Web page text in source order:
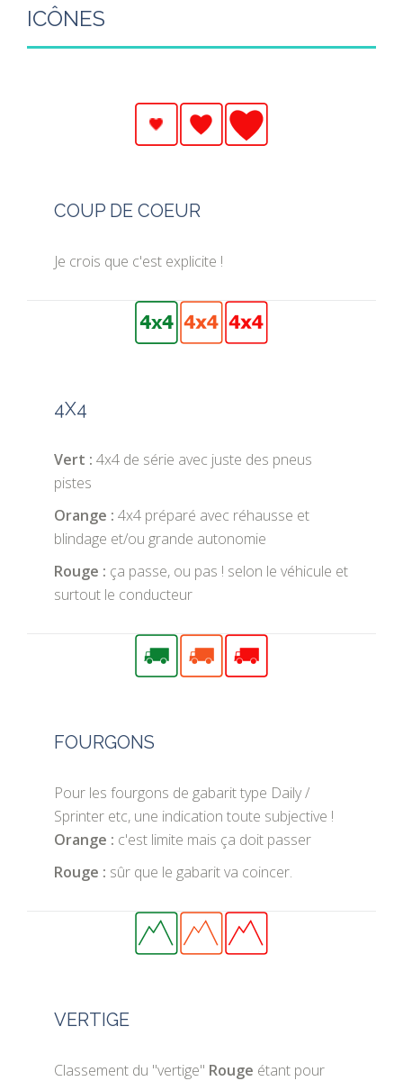
ICÔNES
COUP DE COEUR
Je crois que c'est explicite !
4X4
Vert : 4x4 de série avec juste des pneus
pistes
Orange : 4x4 préparé avec réhausse et
blindage et/ou grande autonomie
Rouge : ça passe, ou pas ! selon le véhicule et
surtout le conducteur
FOURGONS
Pour les fourgons de gabarit type Daily /
Sprinter etc, une indication toute subjective !
Orange : c'est limite mais ça doit passer
Rouge : sûr que le gabarit va coincer.
VERTIGE
Classement du "vertige" Rouge étant pour